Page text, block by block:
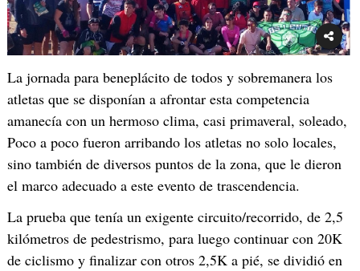
La jornada para beneplácito de todos y sobremanera los
atletas que se disponían a afrontar esta competencia
amanecía con un hermoso clima, casi primaveral, soleado,
Poco a poco fueron arribando los atletas no solo locales,
sino también de diversos puntos de la zona, que le dieron
el marco adecuado a este evento de trascendencia.
La prueba que tenía un exigente circuito/recorrido, de 2,5
kilómetros de pedestrismo, para luego continuar con 20K
de ciclismo y finalizar con otros 2,5K a pié, se dividió en